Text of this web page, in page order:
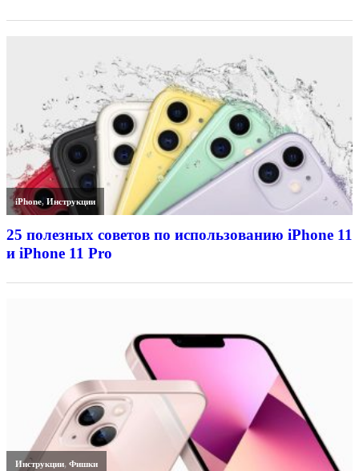
iPhone,Инструкции
25 полезных советов по использованию iPhone 11
и iPhone 11 Pro
Инструкции,Фишки